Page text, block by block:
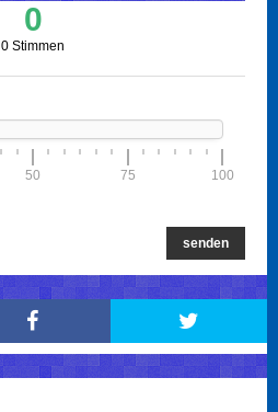
0
0 Stimmen
50 75 100
senden